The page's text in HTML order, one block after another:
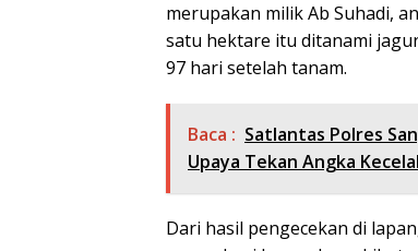
merupakan milik Ab Suhadi,
satu hektare itu ditanami
97 hari setelah tanam.
Baca : Satlantas Polres
Upaya Tekan Angka
Dari hasil pengecekan di